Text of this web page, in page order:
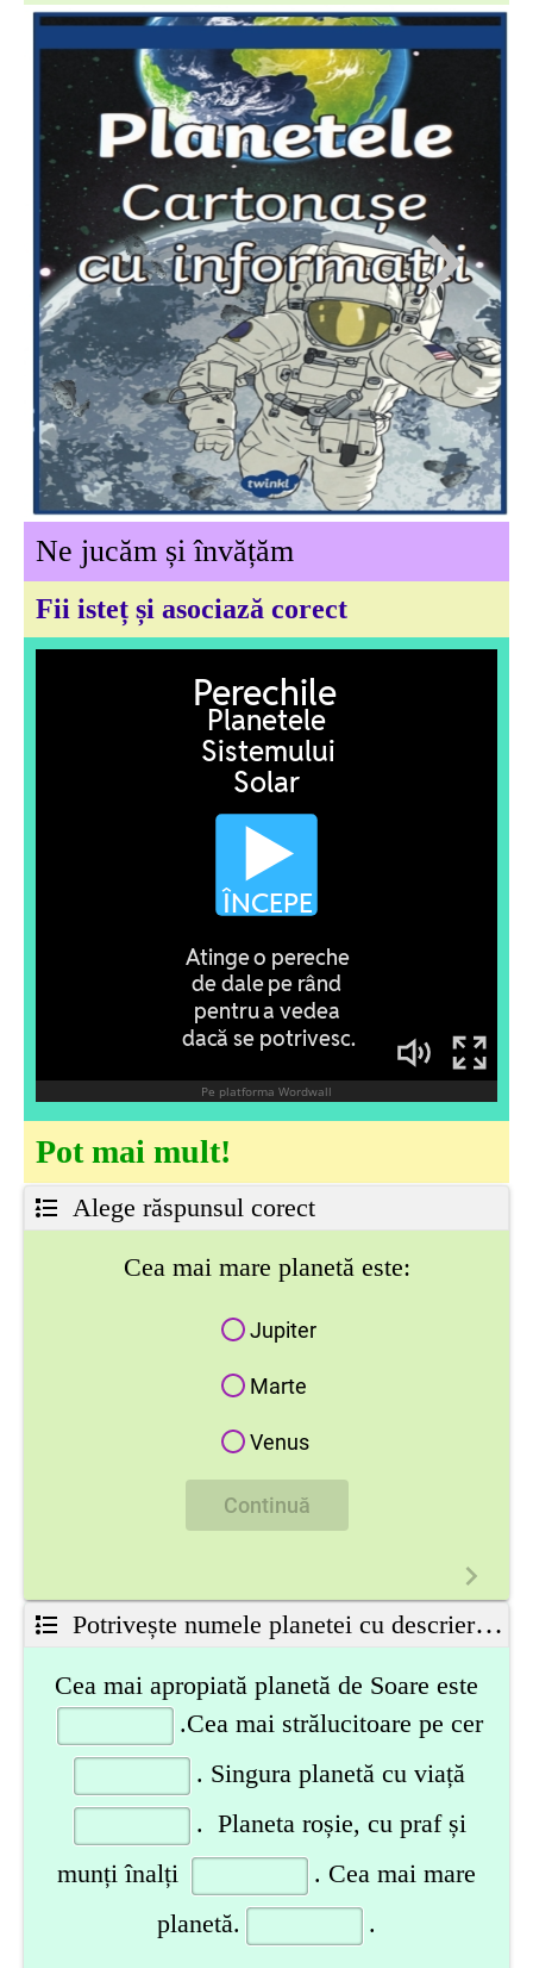
Ne jucăm și învățăm
Fii isteț și asociază corect
Pot mai mult!
Alege răspunsul corect
Cea mai mare planetă este:
Jupiter
Marte
Venus
Continuă
Potrivește numele planetei cu descrierea ei:
Cea mai apropiată planetă de Soare este
.Cea mai strălucitoare pe cer
. Singura planetă cu viață
. Planeta roșie, cu praf și
munți înalți
. Cea mai mare
planetă. .